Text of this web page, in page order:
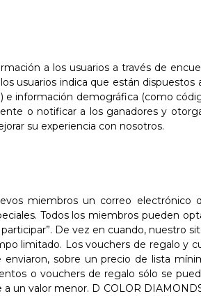
a los usuarios a través de
usuarios indica que están
información demográfica (como
o notificar a los ganadores y
su experiencia con nosotros.
miembros un correo electrónico
Todos los miembros pueden
De vez en cuando, nuestro
limitado. Los vouchers de regalo
sobre un precio de lista
o vouchers de regalo sólo se
un valor menor. D COLOR